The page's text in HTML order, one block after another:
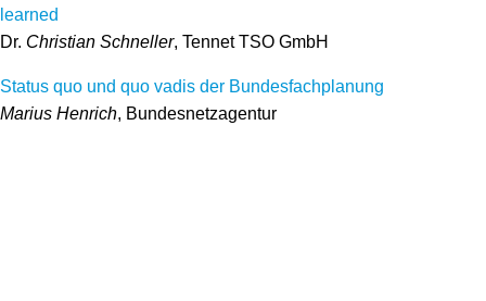
learned
Dr. Christian Schneller, Tennet TSO GmbH
Status quo und quo vadis der Bundesfachplanung
Marius Henrich, Bundesnetzagentur